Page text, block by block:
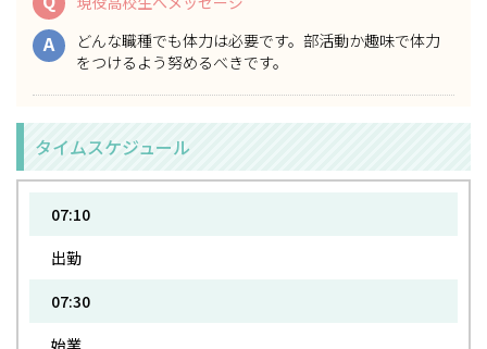
A
どんな職種でも体力は必要です。部活動か趣味で体力
をつけるよう努めるべきです。
タイムスケジュール
07:10
出勤
07:30
始業